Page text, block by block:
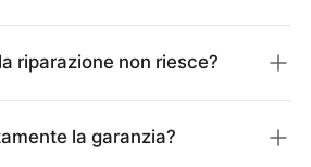
riparazione non riesce?
la garanzia?